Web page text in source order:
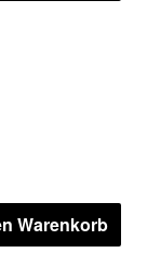
Warenkorb